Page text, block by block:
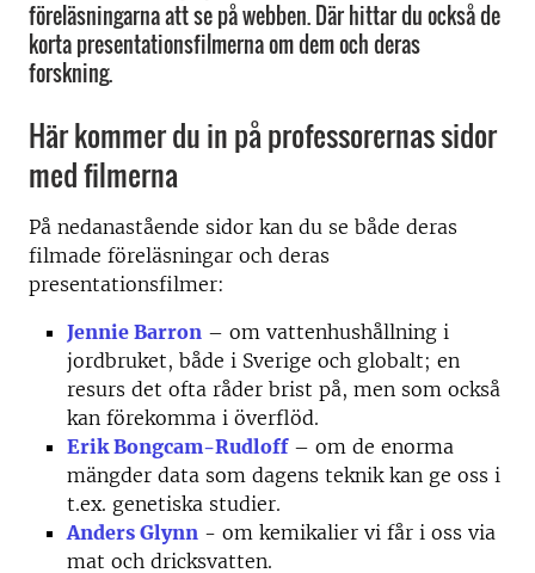
föreläsningarna att se på webben. Där hittar du också de
korta presentationsfilmerna om dem och deras
forskning.
Här kommer du in på professorernas sidor
med filmerna
På nedanastående sidor kan du se både deras
filmade föreläsningar och deras
presentationsfilmer:
Jennie Barron – om vattenhushållning i
jordbruket, både i Sverige och globalt; en
resurs det ofta råder brist på, men som också
kan förekomma i överflöd.
Erik Bongcam-Rudloff – om de enorma
mängder data som dagens teknik kan ge oss i
t.ex. genetiska studier.
Anders Glynn - om kemikalier vi får i oss via
mat och dricksvatten.